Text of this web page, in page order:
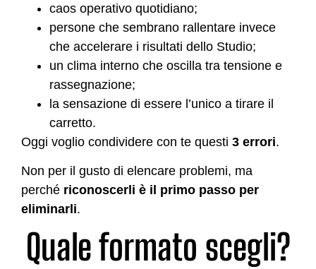
caos operativo quotidiano;
persone che sembrano rallentare invece
che accelerare i risultati dello Studio;
un clima interno che oscilla tra tensione e
rassegnazione;
la sensazione di essere l’unico a tirare il
carretto.
Oggi voglio condividere con te questi 3 errori.
Non per il gusto di elencare problemi, ma
perché riconoscerli è il primo passo per
eliminarli.
Quale formato scegli?